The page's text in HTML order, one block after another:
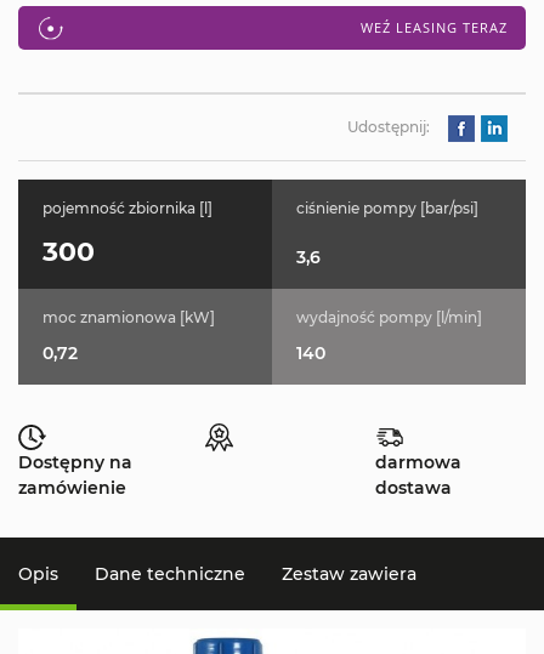
WEŹ LEASING TERAZ
Udostępnij:
pojemność zbiornika [l]
300
ciśnienie pompy [bar/psi]
3,6
moc znamionowa [kW]
0,72
wydajność pompy [l/min]
140
Dostępny na
zamówienie
darmowa
dostawa
Opis Dane techniczne Zestaw zawiera